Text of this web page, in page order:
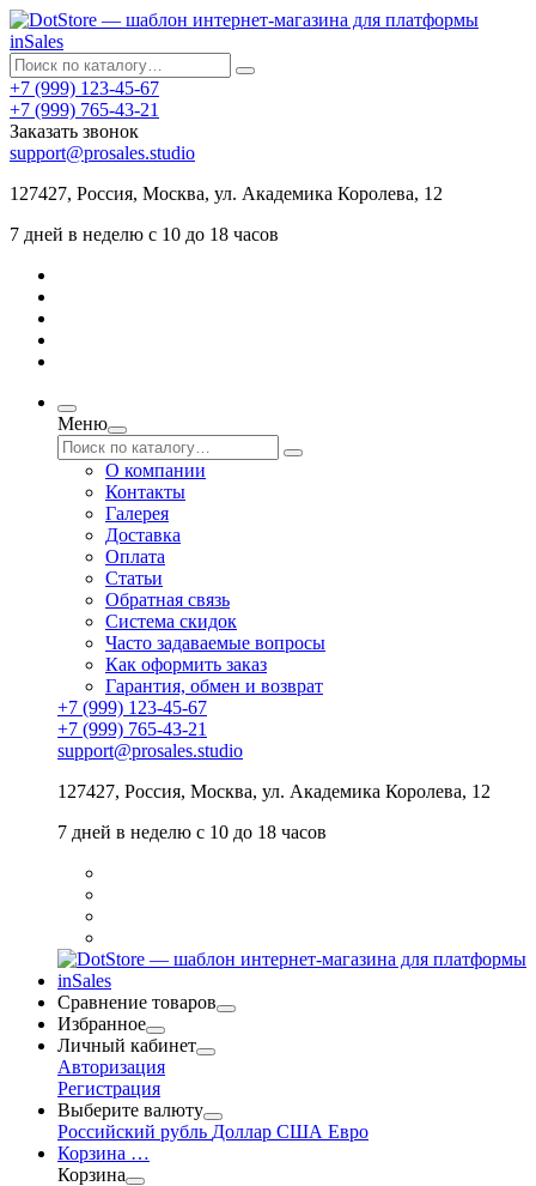
+7 (999) 123-45-67
+7 (999) 765-43-21
Заказать звонок
support@prosales.studio
127427, Россия, Москва, ул. Академика Королева, 12
7 дней в неделю с 10 до 18 часов
Меню
О компании
Контакты
Галерея
Доставка
Оплата
Статьи
Обратная связь
Система скидок
Часто задаваемые вопросы
Как оформить заказ
Гарантия, обмен и возврат
+7 (999) 123-45-67
+7 (999) 765-43-21
support@prosales.studio
127427, Россия, Москва, ул. Академика Королева, 12
7 дней в неделю с 10 до 18 часов
Сравнение товаров
Избранное
Личный кабинет
Авторизация
Регистрация
Выберите валюту
Российский рубль Доллар США Евро
Корзина …
Корзина